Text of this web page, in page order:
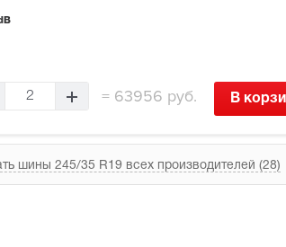
2 =63956 руб. В
шины 245/35 R19 всех производителей (28)